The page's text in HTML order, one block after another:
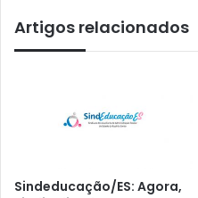
Artigos relacionados
Sindeducação/ES: Agora,